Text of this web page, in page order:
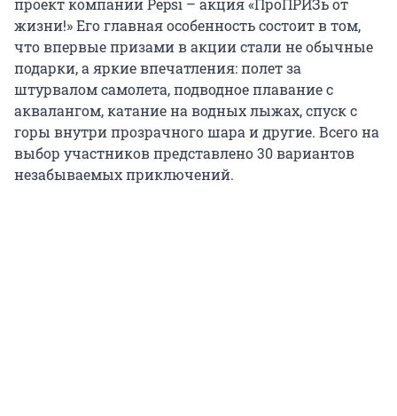
проект компании Pepsi – акция «ПроПРИЗь от
жизни!» Его главная особенность состоит в том,
что впервые призами в акции стали не обычные
подарки, а яркие впечатления: полет за
штурвалом самолета, подводное плавание с
аквалангом, катание на водных лыжах, спуск с
горы внутри прозрачного шара и другие. Всего на
выбор участников представлено 30 вариантов
незабываемых приключений.